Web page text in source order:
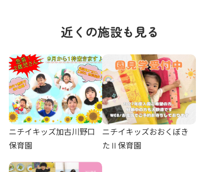
近くの施設も見る
ニチイキッズ加古川野口
保育園
ニチイキッズおおくぼき
たⅡ保育園